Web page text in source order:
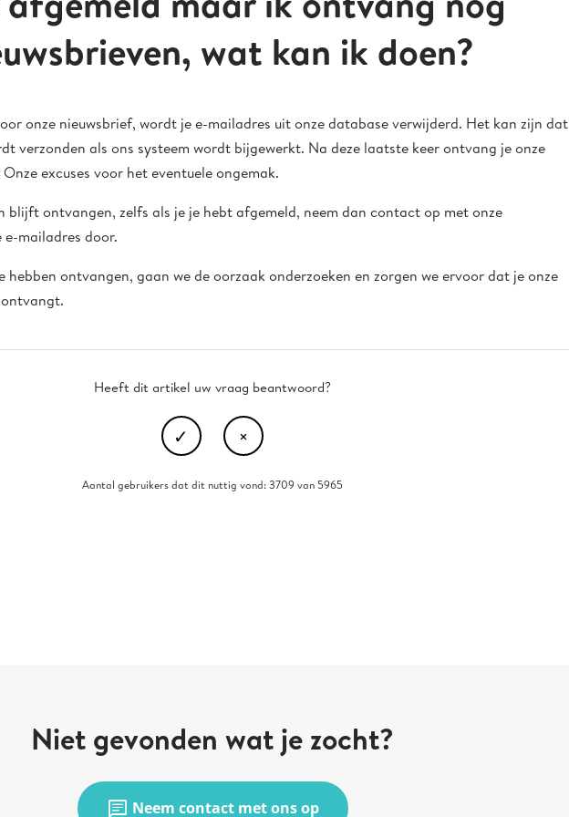
wat kan ik doen?
onze nieuwsbrief, wordt je e-mailadres uit onze database verwijderd. Het kan zijn dat
verzonden als ons systeem wordt bijgewerkt. Na deze laatste keer ontvang je onze
excuses voor het eventuele ongemak.
blijft ontvangen, zelfs als je je hebt afgemeld, neem dan contact op met onze
mailadres door.
hebben ontvangen, gaan we de oorzaak onderzoeken en zorgen we ervoor dat je onze
Heeft dit artikel uw vraag beantwoord?
Aantal gebruikers dat dit nuttig vond: 3709 van 5965
Niet gevonden wat je zocht?
chat Neem contact met ons op